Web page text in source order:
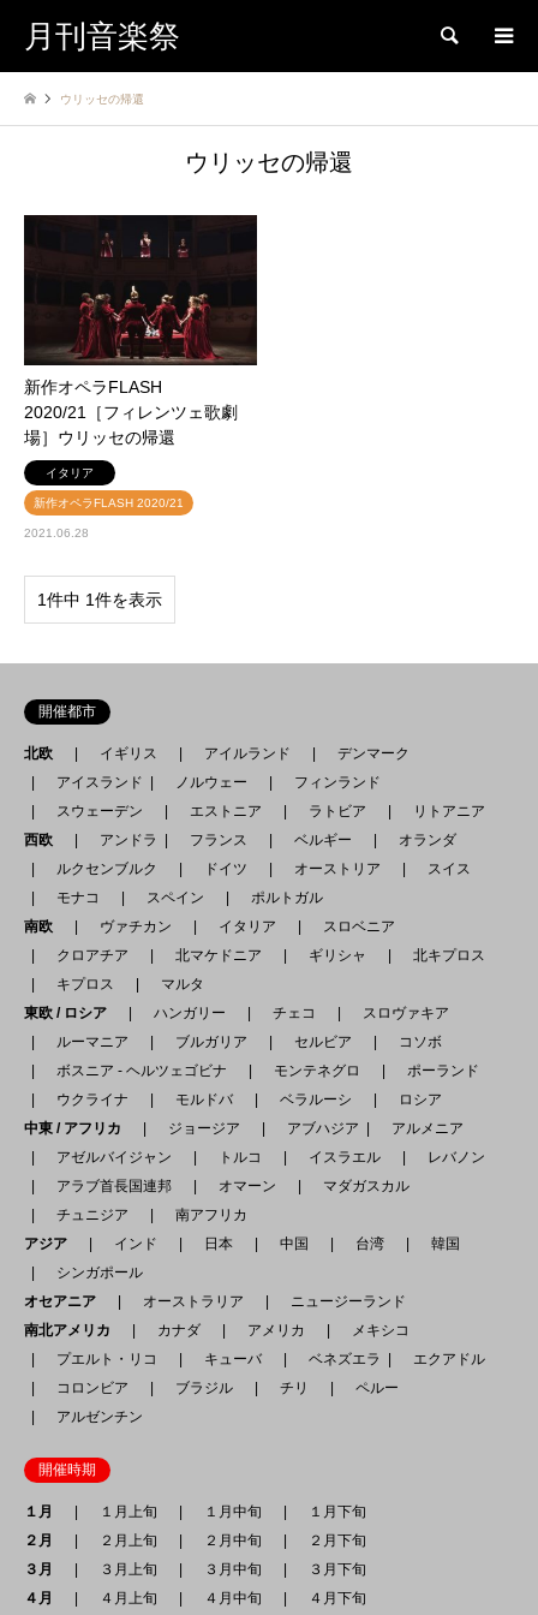
月刊音楽祭 検索
ウリッセの帰還
ウリッセの帰還
新作オペラFLASH
2020/21［フィレンツェ歌劇
場］ウリッセの帰還
イタリア
新作オペラFLASH 2020/21
2021.06.28
1件中 1件を表示
開催都市
北欧 イギリス アイルランド
デンマーク
アイスランド
ノルウェー
フィンランド
スウェーデン
エストニア ラトビア
リトアニア
西欧
アンドラ フランス ベルギー
オランダ
ルクセンブルク
ドイツ オーストリア
スイス
モナコ
スペイン
ポルトガル
南欧
ヴァチカン イタリア
スロベニア
クロアチア
北マケドニア ギリシャ
北キプロス
キプロス
マルタ
東欧 / ロシア
ハンガリー チェコ
スロヴァキア
ルーマニア
ブルガリア セルビア
コソボ
ボスニア - ヘルツェゴビナ
モンテネグロ
ポーランド
ウクライナ
モルドバ ベラルーシ
ロシア
中東 / アフリカ
ジョージア アブハジア
アルメニア
アゼルバイジャン
トルコ イスラエル
レバノン
アラブ首長国連邦
オマーン
マダガスカル
チュニジア
南アフリカ
アジア
インド 日本 中国 台湾
韓国
シンガポール
オセアニア
オーストラリア
ニュージーランド
南北アメリカ
カナダ アメリカ
メキシコ
プエルト・リコ
キューバ ベネズエラ
エクアドル
コロンビア
ブラジル チリ
ペルー
アルゼンチン
開催時期
１月 １月上旬 １月中旬
１月下旬
２月
２月上旬 ２月中旬
２月下旬
３月
３月上旬 ３月中旬
３月下旬
４月
４月上旬 ４月中旬 ４月下旬